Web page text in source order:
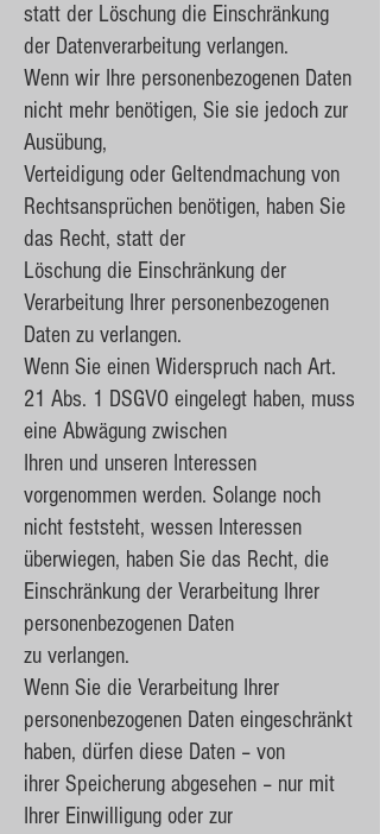
statt der Löschung die Einschränkung
der Datenverarbeitung verlangen.
Wenn wir Ihre personenbezogenen Daten
nicht mehr benötigen, Sie sie jedoch zur
Ausübung,
Verteidigung oder Geltendmachung von
Rechtsansprüchen benötigen, haben Sie
das Recht, statt der
Löschung die Einschränkung der
Verarbeitung Ihrer personenbezogenen
Daten zu verlangen.
Wenn Sie einen Widerspruch nach Art.
21 Abs. 1 DSGVO eingelegt haben, muss
eine Abwägung zwischen
Ihren und unseren Interessen
vorgenommen werden. Solange noch
nicht feststeht, wessen Interessen
überwiegen, haben Sie das Recht, die
Einschränkung der Verarbeitung Ihrer
personenbezogenen Daten
zu verlangen.
Wenn Sie die Verarbeitung Ihrer
personenbezogenen Daten eingeschränkt
haben, dürfen diese Daten – von
ihrer Speicherung abgesehen – nur mit
Ihrer Einwilligung oder zur